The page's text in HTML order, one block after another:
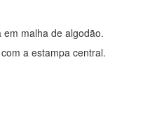
malha de algodão.
a estampa central.